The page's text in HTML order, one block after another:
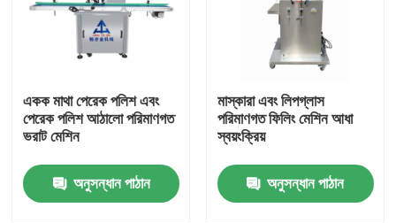
আমাদের সম্পর্কে
কারখানা ভ্রমণ
একক মাথা পেরেক পলিশ এবং
পেরেক পলিশ আঠালো পরিমাণগত
ভরাট মেশিন
অনুসন্ধান পাঠান
মাস্কারা এবং লিপগ্লাস
পরিমাণগত ফিলিং মেশিন আধা
স্বয়ংক্রিয়
অনুসন্ধান পাঠান